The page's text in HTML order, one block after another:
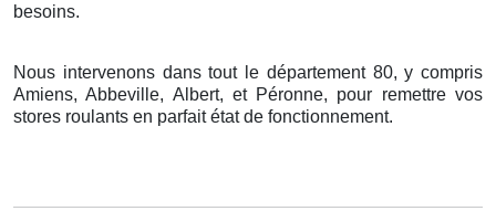
besoins.
Nous intervenons dans tout le département 80, y compris
Amiens, Abbeville, Albert, et Péronne, pour remettre vos
stores roulants en parfait état de fonctionnement.